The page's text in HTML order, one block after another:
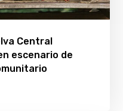
Central
escenario de